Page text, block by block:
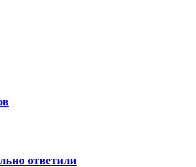
ответили